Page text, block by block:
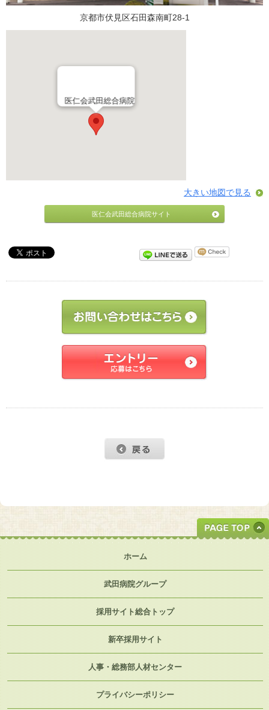
京都市伏見区石田森南町28-1
医仁会武田総合病院
大きい地図で見る
医仁会武田総合病院サイト
ホーム
武田病院グループ
採用サイト総合トップ
新卒採用サイト
人事・総務部人材センター
プライバシーポリシー